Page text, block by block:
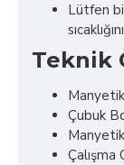
Lütfen
Teknik
Çubuk
Çalışma